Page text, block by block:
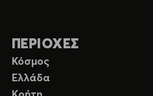
ΠΕΡΙΟΧΕΣ
Κόσμος
Ελλάδα